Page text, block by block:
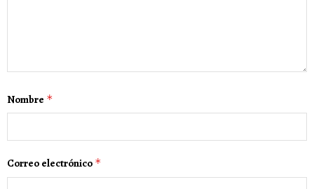
Nombre *
Correo electrónico *